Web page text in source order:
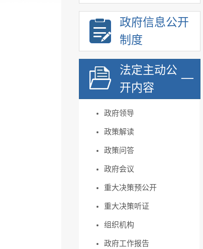
政府信息公开
制度
法定主动公
开内容
政府领导
政策解读
政策问答
政府会议
重大决策预公开
重大决策听证
组织机构
政府工作报告